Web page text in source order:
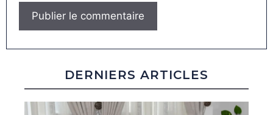
DERNIERS ARTICLES